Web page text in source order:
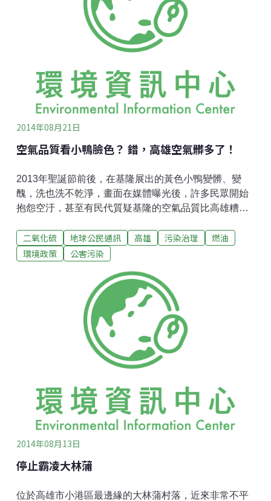
回應社會的質疑，應該拿出同日的水質監測資料接受公
評，但是日月光拿不出來，只想撇清。這種行為毫無企
業社會責任中資訊公開的精神。什麼是企業社會責任
（CSR）？簡單說就是自己造成的污染和風險要自己負
實資訊公開及公眾監督」。我們盤點了日月光、高市府
及中央政府的責任，詳列如下
2014年08月21日
空氣品質看小鴨臉色？ 錯，高雄空氣髒多了！
2013年聖誕節前後，在基隆展出的黃色小鴨變髒、變
醜，洗也洗不乾淨，畫面在媒體曝光後，許多民眾開始
抱怨空汙，甚至有民代質疑基隆的空氣品質比高雄糟。
什麼黃色小鴨在高雄展覽期間，反而光鮮亮麗？ 據筆者
瞭解，在基隆港的小鴨，展出位置靠近船舶，而船舶進
很高，不斷冒出的黑煙遇到降雨，油汙附著在塑膠上，
小鴨就變黑了；相對的，高雄的黃色小鴨「停靠」地點
附近沒有船舶進出，且展覽期間晴朗無雨，因而倖免於
難。高雄空汙比基隆嚴重數倍但事實是，高雄市空氣中
的懸浮微粒濃度及二氧化硫濃度都比基隆市高出許多。
以懸浮微粒來說，2012年基隆站的平均值為29.1微克/立
方公尺，高雄測站最高為鳳山站79.6微克/立方公尺，大
高雄最嚴重的小港站卻高達8.9ppb，為台灣第一。
二氧化硫 地球公民通訊 高雄 污染治理
燃油
環境政策
公害污染
2014年08月13日
停止霸凌大林蒲
位於高雄市小港區最邊緣的大林蒲村落，近來非常不平